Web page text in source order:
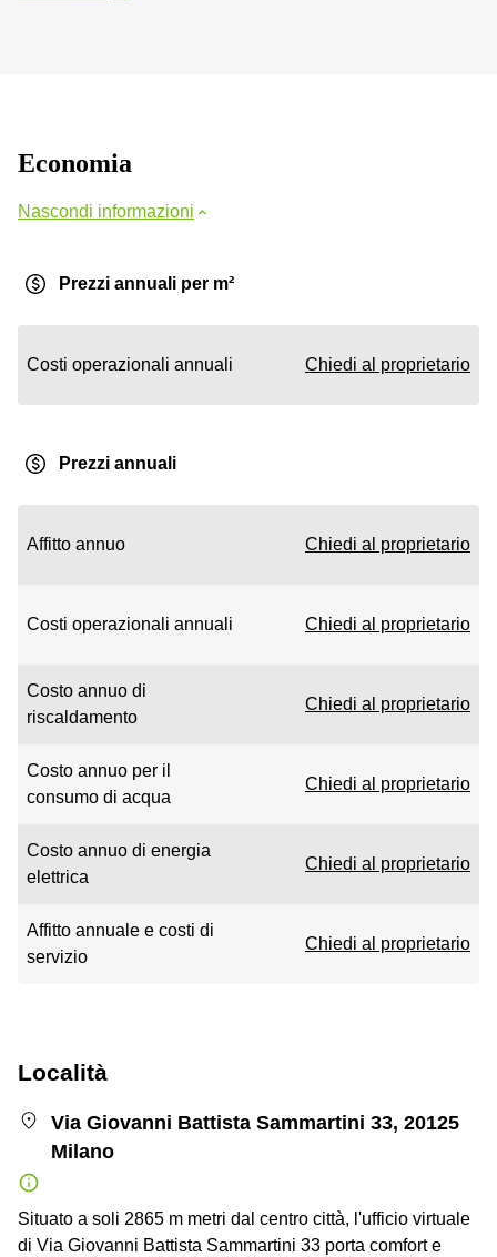
Economia
Nascondi informazioni
Prezzi annuali per m²
Costi operazionali annuali Chiedi al proprietario
Prezzi annuali
Affitto annuo Chiedi al proprietario
Costi operazionali annuali Chiedi al proprietario
Costo annuo di
riscaldamento
Chiedi al proprietario
Costo annuo per il
consumo di acqua
Chiedi al proprietario
Costo annuo di energia
elettrica
Chiedi al proprietario
Affitto annuale e costi di
servizio
Chiedi al proprietario
Località
Via Giovanni Battista Sammartini 33, 20125
Milano
Situato a soli 2865 m metri dal centro città, l'ufficio virtuale
di Via Giovanni Battista Sammartini 33 porta comfort e